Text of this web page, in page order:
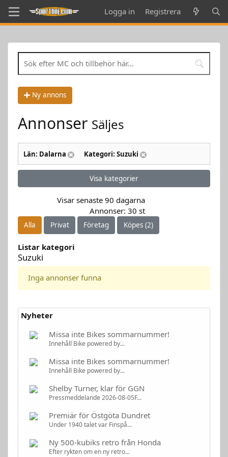
Logga in Registrera
Ny annons
Annonser Säljes
Län: Dalarna Kategori: Suzuki
Visa kategorier
Visar senaste 90 dagarna
Annonser: 30 st
Alla Privat Företag Köpes (2)
Listar kategori
Suzuki
Inga annonser funna
Nyheter
Missa inte Bikes sommarnummer!
Innehåll Bike powered by...
Missa inte Bikes sommarnummer!
Innehåll Bike powered by...
Shelby Turner, klar för GGN
Pressmeddelande 2026-08-05F...
Premiär för Östgöta Dundret
Under 1940 talet var Finspå...
Ny 500-kubiks retro från Honda
Efter rykten om en ny retro...